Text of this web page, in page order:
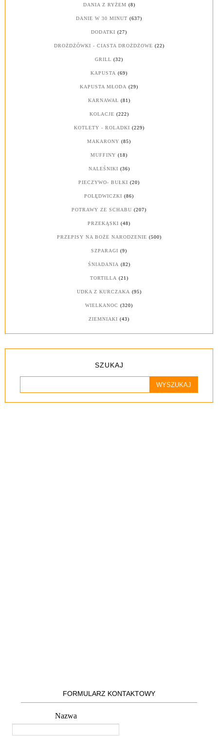
DANIA Z RYŻEM (8)
DANIE W 30 MINUT (637)
DODATKI (27)
DROŻDŻÓWKI - CIASTA DROŻDŻOWE (22)
GRILL (32)
KAPUSTA (69)
KAPUSTA MŁODA (29)
KARNAWAŁ (81)
KOLACJE (222)
KOTLETY - ROLADKI (229)
MAKARONY (85)
MUFFINY (18)
NALEŚNIKI (36)
PIECZYWO- BUŁKI (20)
POLĘDWICZKI (86)
POTRAWY ZE SCHABU (207)
PRZEKĄSKI (48)
PRZEPISY NA BOŻE NARODZENIE (500)
SZPARAGI (9)
ŚNIADANIA (82)
TORTILLA (21)
UDKA Z KURCZAKA (95)
WIELKANOC (320)
ZIEMNIAKI (43)
SZUKAJ
FORMULARZ KONTAKTOWY
Nazwa